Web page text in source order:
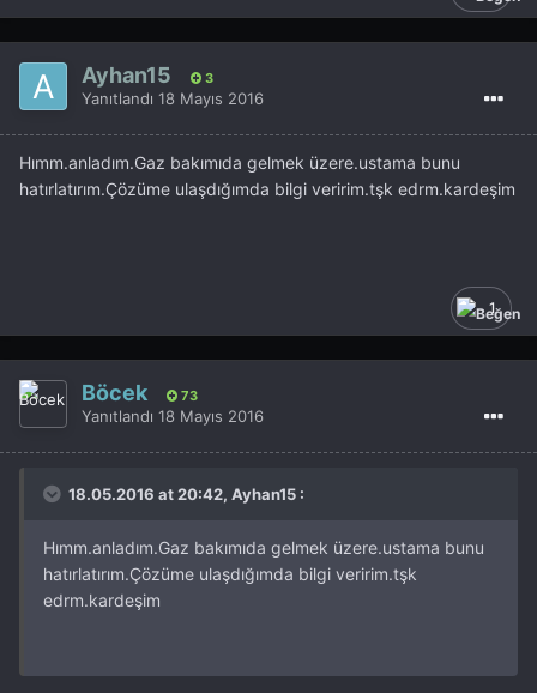
Ayhan15 3
Yanıtlandı 18 Mayıs 2016
Hımm.anladım.Gaz bakımıda gelmek üzere.ustama bunu
hatırlatırım.Çözüme ulaşdığımda bilgi veririm.tşk edrm.kardeşim
1
Böcek 73
Yanıtlandı 18 Mayıs 2016
18.05.2016 at 20:42, Ayhan15 :
Hımm.anladım.Gaz bakımıda gelmek üzere.ustama bunu
hatırlatırım.Çözüme ulaşdığımda bilgi veririm.tşk
edrm.kardeşim